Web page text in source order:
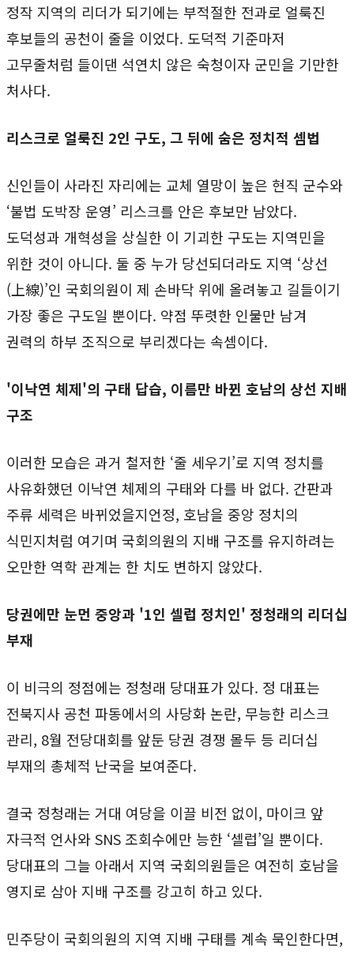
정작 지역의 리더가 되기에는 부적절한 전과로 얼룩진
후보들의 공천이 줄을 이었다. 도덕적 기준마저
고무줄처럼 들이댄 석연치 않은 숙청이자 군민을 기만한
처사다.
리스크로 얼룩진 2인 구도, 그 뒤에 숨은 정치적 셈법
신인들이 사라진 자리에는 교체 열망이 높은 현직 군수와
‘불법 도박장 운영’ 리스크를 안은 후보만 남았다.
도덕성과 개혁성을 상실한 이 기괴한 구도는 지역민을
위한 것이 아니다. 둘 중 누가 당선되더라도 지역 ‘상선
(上線)’인 국회의원이 제 손바닥 위에 올려놓고 길들이기
가장 좋은 구도일 뿐이다. 약점 뚜렷한 인물만 남겨
권력의 하부 조직으로 부리겠다는 속셈이다.
'이낙연 체제'의 구태 답습, 이름만 바뀐 호남의 상선 지배
구조
이러한 모습은 과거 철저한 ‘줄 세우기’로 지역 정치를
사유화했던 이낙연 체제의 구태와 다를 바 없다. 간판과
주류 세력은 바뀌었을지언정, 호남을 중앙 정치의
식민지처럼 여기며 국회의원의 지배 구조를 유지하려는
오만한 역학 관계는 한 치도 변하지 않았다.
당권에만 눈먼 중앙과 '1인 셀럽 정치인' 정청래의 리더십
부재
이 비극의 정점에는 정청래 당대표가 있다. 정 대표는
전북지사 공천 파동에서의 사당화 논란, 무능한 리스크
관리, 8월 전당대회를 앞둔 당권 경쟁 몰두 등 리더십
부재의 총체적 난국을 보여준다.
결국 정청래는 거대 여당을 이끌 비전 없이, 마이크 앞
자극적 언사와 SNS 조회수에만 능한 ‘셀럽’일 뿐이다.
당대표의 그늘 아래서 지역 국회의원들은 여전히 호남을
영지로 삼아 지배 구조를 강고히 하고 있다.
민주당이 국회의원의 지역 지배 구태를 계속 묵인한다면,